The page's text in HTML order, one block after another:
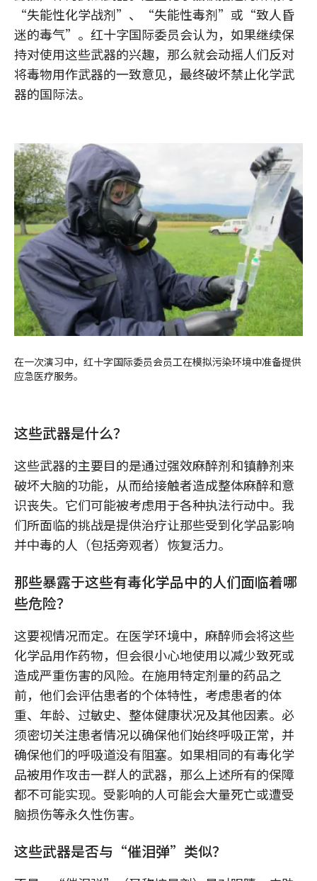
“失能性化学战剂”、“失能性毒剂”或“致人昏
迷的毒气”。红十字国际委员会认为，如果继续保
持对使用这些武器的兴趣，那么就会动摇人们反对
将毒物用作武器的一致意见，最终破坏禁止化学武
器的国际法。
在一次演习中，红十字国际委员会员工在模拟污染环境中准备提供
应急医疗服务。
这些武器是什么？
这些武器的主要目的是通过强效麻醉剂和镇静剂来
破坏大脑的功能，从而给接触者造成整体麻醉和意
识丧失。它们可能被考虑用于各种执法行动中。我
们所面临的挑战是提供治疗让那些受到化学品影响
并中毒的人（包括旁观者）恢复活力。
那些暴露于这些有毒化学品中的人们面临着哪
些危险？
这要视情况而定。在医学环境中，麻醉师会将这些
化学品用作药物，但会很小心地使用以减少致死或
造成严重伤害的风险。在施用特定剂量的药品之
前，他们会评估患者的个体特性，考虑患者的体
重、年龄、过敏史、整体健康状况及其他因素。必
须密切关注患者情况以确保他们始终呼吸正常，并
确保他们的呼吸道没有阻塞。如果相同的有毒化学
品被用作攻击一群人的武器，那么上述所有的保障
都不可能实现。受影响的人可能会大量死亡或遭受
脑损伤等永久性伤害。
这些武器是否与“催泪弹”类似？